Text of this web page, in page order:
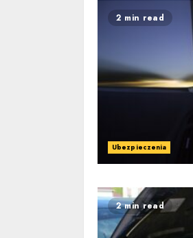
2 min read
Ubezpieczenia
2 min read